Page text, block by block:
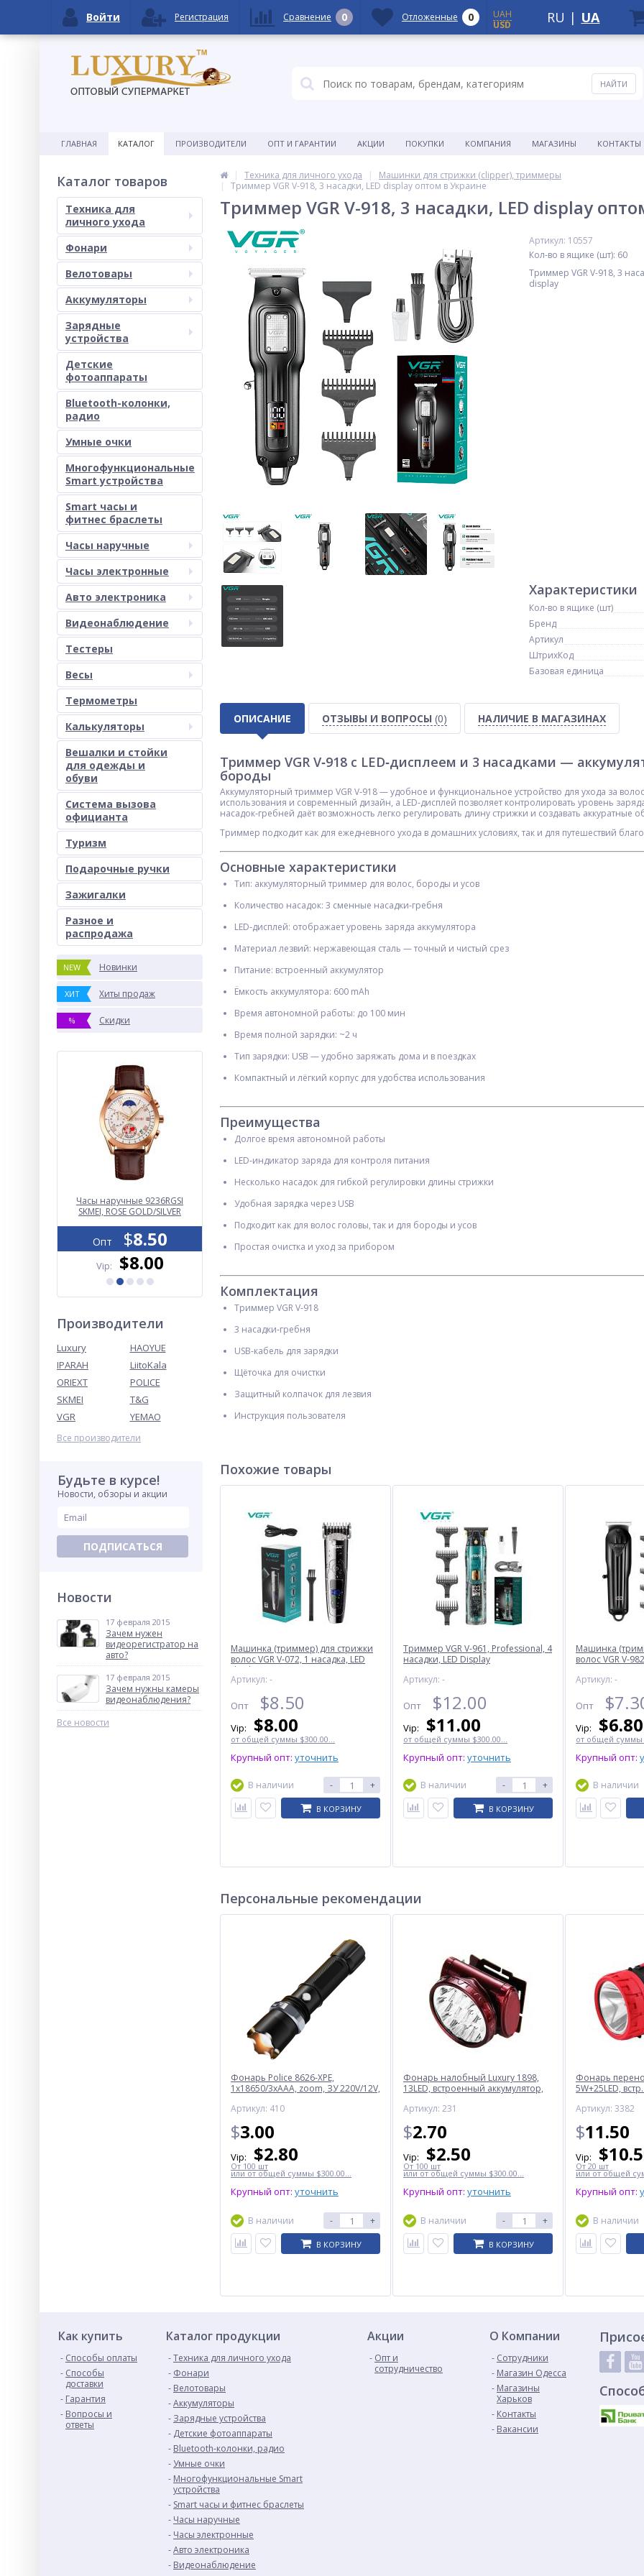
ГЛАВНАЯ КАТАЛОГ ПРОИЗВОДИТЕЛИ ОПТ И ГАРАНТИИ АКЦИИ ПОКУПКИ КОМПАНИЯ МАГАЗИНЫ КОНТАКТЫ
Каталог товаров
Техника для
личного ухода
Фонари
Велотовары
Аккумуляторы
Зарядные
устройства
Детские
фотоаппараты
Bluetooth-колонки,
радио
Умные очки
Многофункциональные
Smart устройства
Smart часы и
фитнес браслеты
Часы наручные
Часы электронные
Авто электроника
Видеонаблюдение
Тестеры
Весы
Термометры
Калькуляторы
Вешалки и стойки
для одежды и
обуви
Система вызова
официанта
Туризм
Подарочные ручки
Зажигалки
Разное и
раcпродажа
NEW Новинки
ХИТ Хиты продаж
% Скидки
Часы наручные 9236RGSI
SKMEI, ROSE GOLD/SILVER
Опт $8.50
Vip: $8.00
Замок велосипедный KIHUU
LOCK 185, 15*65 тросовый, 2
ключа
Опт $1.50
Motion Sensor, Li-Ion аккум.,
ЗУ Type-C, магнит, Box
Опт 3.40
Производители
Luxury
HAOYUE
IPARAH
LiitoKala
ORIEXT
POLICE
SKMEI
T&G
VGR
YEMAO
Все производители
Будьте в курсе!
Новости, обзоры и акции
ПОДПИСАТЬСЯ
Новости
17 февраля 2015
Зачем нужен
видеорегистратор на
авто?
17 февраля 2015
Зачем нужны камеры
видеонаблюдения?
Все новости
Техника для личного ухода
Машинки для стрижки (clipper), триммеры
Триммер VGR V-918, 3 насадки, LED display оптом в Украине
Триммер VGR V-918, 3 насадки, LED display
Артикул: 10557
Кол-во в ящике (шт): 60
Триммер VGR V-918, 3
display
Характеристики
Кол-во в ящике (шт)
Бренд
Артикул
ШтрихКод
Базовая единица
ОПИСАНИЕ ОТЗЫВЫ И ВОПРОСЫ (0) НАЛИЧИЕ В МАГАЗИНАХ
Триммер VGR V‑918 с LED‑дисплеем и 3 насадками —
бороды
Аккумуляторный триммер VGR V‑918 — удобное и функциональное устройство для ухода за
использования и современный дизайн, а LED‑дисплей позволяет контролировать уровень
насадок‑гребней даёт возможность легко регулировать длину стрижки и создавать аккуратные
Триммер подходит как для ежедневного ухода в домашних условиях, так и для путешествий
Основные характеристики
Тип: аккумуляторный триммер для волос, бороды и усов
Количество насадок: 3 сменные насадки‑гребня
LED‑дисплей: отображает уровень заряда аккумулятора
Материал лезвий: нержавеющая сталь — точный и чистый срез
Питание: встроенный аккумулятор
Ёмкость аккумулятора: 600 mAh
Время автономной работы: до 100 мин
Время полной зарядки: ~2 ч
Тип зарядки: USB — удобно заряжать дома и в поездках
Компактный и лёгкий корпус для удобства использования
Преимущества
Долгое время автономной работы
LED‑индикатор заряда для контроля питания
Несколько насадок для гибкой регулировки длины стрижки
Удобная зарядка через USB
Подходит как для волос головы, так и для бороды и усов
Простая очистка и уход за прибором
Комплектация
Триммер VGR V‑918
3 насадки‑гребня
USB‑кабель для зарядки
Щёточка для очистки
Защитный колпачок для лезвия
Инструкция пользователя
Похожие товары
Машинка (триммер) для стрижки
волос VGR V-072, 1 насадка, LED
display
Артикул: -
Опт $8.50
Vip: $8.00
от общей суммы $300.00...
Крупный опт: уточнить
В наличии - +
В КОРЗИНУ
Триммер VGR V-961, Professional, 4
насадки, LED Display
Артикул: -
Опт $12.00
Vip: $11.00
от общей суммы $300.00...
Крупный опт: уточнить
В наличии - +
В КОРЗИНУ
Машинка
волос VGR V-
насадки, LED
Артикул: -
Опт $
Vip: $6.80
от общей суммы
Крупный опт:
В наличии
Персональные рекомендации
Фонарь Police 8626-XPE,
1х18650/3xAAA, zoom, ЗУ 220V/12V,
Артикул: 410
$3.00
Vip: $2.80
От 100 шт
или от общей суммы $300.00...
Крупный опт: уточнить
В наличии - +
В КОРЗИНУ
Фонарь налобный Luxury 1898,
13LED, встроенный аккумулятор,
Артикул: 231
$2.70
Vip: $2.50
От 100 шт
или от общей суммы $300.00...
Крупный опт: уточнить
В наличии - +
В КОРЗИНУ
Фонарь
5W+25LED,
Артикул: 3382
$11.50
Vip: $
От 20 шт
или от общей
Крупный опт:
В наличии
Как купить
Способы оплаты
Способы
доставки
Гарантия
Вопросы и
ответы
Каталог продукции
Техника для личного ухода
Фонари
Велотовары
Аккумуляторы
Зарядные устройства
Детские фотоаппараты
Bluetooth-колонки, радио
Умные очки
Многофункциональные Smart
устройства
Smart часы и фитнес браслеты
Часы наручные
Часы электронные
Авто электроника
Видеонаблюдение
Акции
Опт и
сотрудничество
О Компании
Сотрудники
Магазин Одесса
Магазины
Харьков
Контакты
Вакансии
Войти Регистрация Сравнение 0 Отложенные 0
UAH
USD
RU | UA